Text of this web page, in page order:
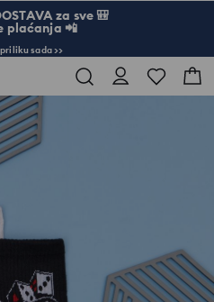
za sve 🎒
plaćanja 📲
sada >>